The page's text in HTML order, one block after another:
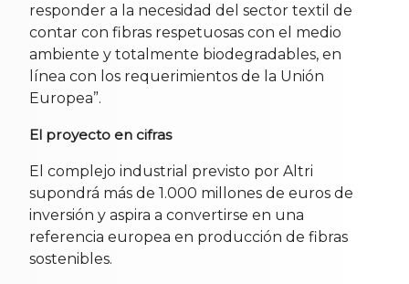
responder a la necesidad del sector textil de
contar con fibras respetuosas con el medio
ambiente y totalmente biodegradables, en
línea con los requerimientos de la Unión
Europea”.
El proyecto en cifras
El complejo industrial previsto por Altri
supondrá más de 1.000 millones de euros de
inversión y aspira a convertirse en una
referencia europea en producción de fibras
sostenibles.